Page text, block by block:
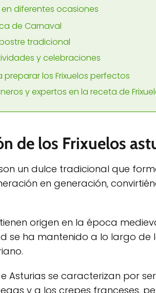
en diferentes ocasiones
de Carnaval
tradicional
y celebraciones
preparar los Frixuelos perfectos
y expertos en la receta de
de los Frixuelos
son un dulce tradicional que
en generación,
origen en la época
se ha mantenido a lo largo de
Asturias se caracterizan por
y a los crepes franceses,